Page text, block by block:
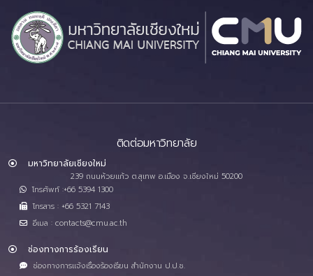
ติดต่อมหาวิทยาลัย
มหาวิทยาลัยเชียงใหม่
239 ถนนห้วยแก้ว ต.สุเทพ อ.เมือง จ.เชียงใหม่ 50200
โทรศัพท์ :+66 5394 1300
โทรสาร : +66 5321 7143
อีเมล : contacts@cmu.ac.th
ช่องทางการร้องเรียน
ช่องทางการแจ้งเรื่องร้องเรียน สำนักงาน ป.ป.ช.